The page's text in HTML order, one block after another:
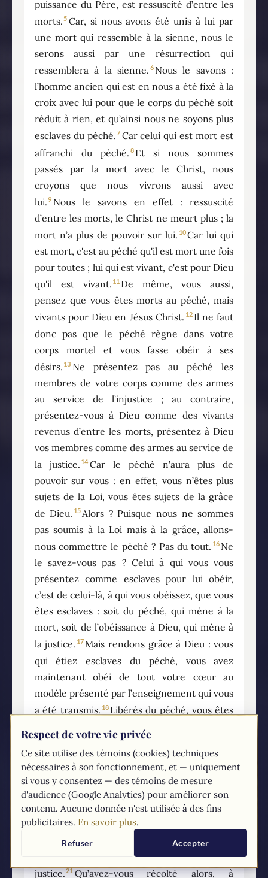
puissance du Père, est ressuscité d’entre les
morts.5 Car, si nous avons été unis à lui par
une mort qui ressemble à la sienne, nous le
serons aussi par une résurrection qui
ressemblera à la sienne. 6 Nous le savons :
l’homme ancien qui est en nous a été fixé à la
croix avec lui pour que le corps du péché soit
réduit à rien, et qu’ainsi nous ne soyons plus
esclaves du péché.7 Car celui qui est mort est
affranchi du péché. 8 Et si nous sommes
passés par la mort avec le Christ, nous
croyons que nous vivrons aussi avec
lui.9 Nous le savons en effet : ressuscité
d’entre les morts, le Christ ne meurt plus ; la
mort n’a plus de pouvoir sur lui. 10Car lui qui
est mort, c'est au péché qu'il est mort une fois
pour toutes ; lui qui est vivant, c'est pour Dieu
qu'il est vivant. 11 De même, vous aussi,
pensez que vous êtes morts au péché, mais
vivants pour Dieu en Jésus Christ. 12 Il ne faut
donc pas que le péché règne dans votre
corps mortel et vous fasse obéir à ses
désirs. 13 Ne présentez pas au péché les
membres de votre corps comme des armes
au service de l’injustice ; au contraire,
présentez-vous à Dieu comme des vivants
revenus d’entre les morts, présentez à Dieu
vos membres comme des armes au service de
la justice. 14Car le péché n’aura plus de
pouvoir sur vous : en effet, vous n’êtes plus
sujets de la Loi, vous êtes sujets de la grâce
de Dieu. 15Alors ? Puisque nous ne sommes
pas soumis à la Loi mais à la grâce, allons-
nous commettre le péché ? Pas du tout. 16 Ne
le savez-vous pas ? Celui à qui vous vous
présentez comme esclaves pour lui obéir,
c’est de celui-là, à qui vous obéissez, que vous
êtes esclaves : soit du péché, qui mène à la
mort, soit de l’obéissance à Dieu, qui mène à
la justice. 17Mais rendons grâce à Dieu : vous
qui étiez esclaves du péché, vous avez
maintenant obéi de tout votre cœur au
modèle présenté par l’enseignement qui vous
a été transmis. 18 Libérés du péché, vous êtes
devenus esclaves de la justice.
langage humain, adapté à votre faiblesse.
Vous aviez mis les membres de votre corps au
service de l’impureté et du désordre, ce qui
mène au désordre ; de la même manière,
mettez-les à présent au service de la justice,
ce qui mène à la sainteté.
esclaves du péché, vous étiez libres par
rapport aux exigences de la
justice.21Qu’avez-vous récolté alors, à
Respect de votre vie privée
Ce site utilise des témoins (cookies) techniques
nécessaires à son fonctionnement, et — uniquement
si vous y consentez — des témoins de mesure
d'audience (Google Analytics) pour améliorer son
contenu. Aucune donnée n'est utilisée à des fins
publicitaires. En savoir plus.
Refuser Accepter